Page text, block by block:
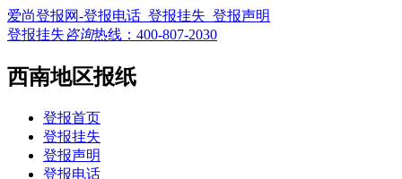
爱尚登报网-登报电话_登报挂失_登报声明
登报挂失咨询热线： 400-807-2030
西南地区报纸
登报首页
登报挂失
登报声明
登报电话